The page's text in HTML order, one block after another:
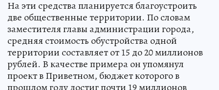
На эти средства планируется благоустроить
две общественные территории. По словам
заместителя главы администрации города,
средняя стоимость обустройства одной
территории составляет от 15 до 20 миллионов
рублей. В качестве примера он упомянул
проект в Приветном, бюджет которого в
прошлом году достиг почти 19 миллионов